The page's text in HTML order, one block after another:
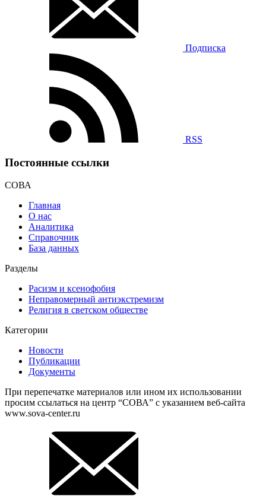
Подписка
RSS
Постоянные ссылки
СОВА
Главная
О нас
Аналитика
Справочник
База данных
Разделы
Расизм и ксенофобия
Неправомерный антиэкстремизм
Религия в светском обществе
Категории
Новости
Публикации
Документы
При перепечатке материалов или ином их использовании
просим ссылаться на центр “СОВА” с указанием веб-сайта
www.sova-center.ru